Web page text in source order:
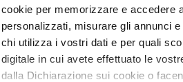
cookie per memorizzare e accedere
personalizzati, misurare gli annunci
chi utilizza i vostri dati e per quali
digitale in cui avete effettuato le
dalla Dichiarazione sui cookie o
Partecipante
Dipartimento